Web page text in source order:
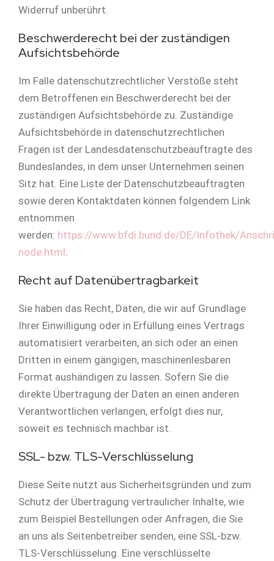
Widerruf unberührt.
Beschwerderecht bei der zuständigen
Aufsichtsbehörde
Im Falle datenschutzrechtlicher Verstöße steht
dem Betroffenen ein Beschwerderecht bei der
zuständigen Aufsichtsbehörde zu. Zuständige
Aufsichtsbehörde in datenschutzrechtlichen
Fragen ist der Landesdatenschutzbeauftragte des
Bundeslandes, in dem unser Unternehmen seinen
Sitz hat. Eine Liste der Datenschutzbeauftragten
sowie deren Kontaktdaten können folgendem Link
entnommen
werden: https://www.bfdi.bund.de/DE/Infothek/
node.html.
Recht auf Datenübertragbarkeit
Sie haben das Recht, Daten, die wir auf Grundlage
Ihrer Einwilligung oder in Erfüllung eines Vertrags
automatisiert verarbeiten, an sich oder an einen
Dritten in einem gängigen, maschinenlesbaren
Format aushändigen zu lassen. Sofern Sie die
direkte Übertragung der Daten an einen anderen
Verantwortlichen verlangen, erfolgt dies nur,
soweit es technisch machbar ist.
SSL- bzw. TLS-Verschlüsselung
Diese Seite nutzt aus Sicherheitsgründen und zum
Schutz der Übertragung vertraulicher Inhalte, wie
zum Beispiel Bestellungen oder Anfragen, die Sie
an uns als Seitenbetreiber senden, eine SSL-bzw.
TLS-Verschlüsselung. Eine verschlüsselte